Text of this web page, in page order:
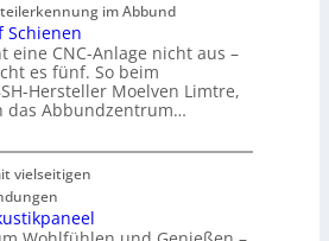
im Abbund
Schienen
eine CNC-Anlage nicht aus –
es fünf. So beim
Hersteller Moelven Limtre,
das Abbundzentrum…
vielseitigen